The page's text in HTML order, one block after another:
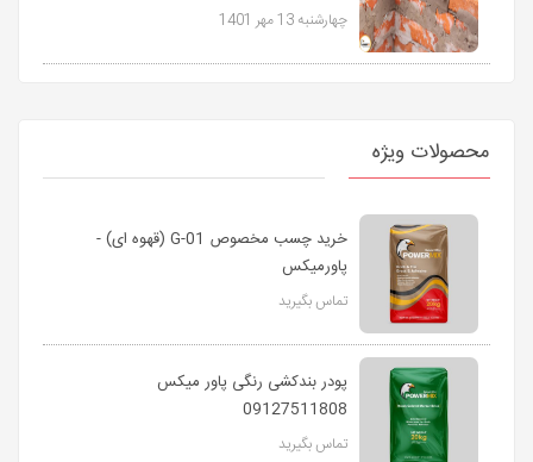
چهارشنبه 13 مهر 1401
محصولات ویژه
خرید چسب مخصوص G-01 (قهوه ای) -
پاورمیکس
تماس بگیرید
پودر بندکشی رنگی پاور میکس
09127511808
تماس بگیرید